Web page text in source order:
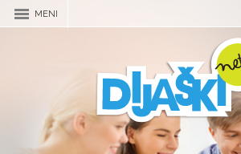
MENI